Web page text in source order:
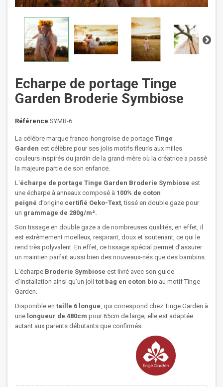
Echarpe de portage Tinge
Garden Broderie Symbiose
Référence SYMB-6
La célèbre marque franco-hongroise de portage Tinge
Garden est célèbre pour ses jolis motifs fleuris aux milles
couleurs inspirés du jardin de la grand-mère où la créatrice a passé
la majeure partie de son enfance.
L'écharpe de portage Tinge Garden Broderie Symbiose est
une écharpe à anneaux composé à 100% de coton
peigné d’origine certifié Oeko-Text, tissé en double gaze pour
un grammage de 280g/m².
Son tissage en double gaze a de nombreuses qualités, en effet, il
est extrêmement moelleux, respirant, doux et soutenant, ce qui le
rend très polyvalent. En effet, ce tissage spécial permet d’assurer
un maintien parfait aussi bien des nouveaux-nés que des bambins.
L'écharpe Broderie Symbiose est livré avec son guide
d’installation ainsi qu’un joli tot bag en coton bio au motif Tinge
Garden.
Disponible en taille 6 longue, qui correspond chez Tinge Garden à
une longueur de 480cm pour 65cm de large; elle est adaptée
autant aux parents débutants que confirmés.